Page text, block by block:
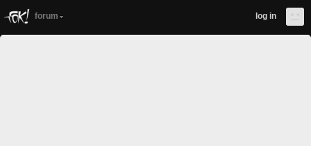
forum log in